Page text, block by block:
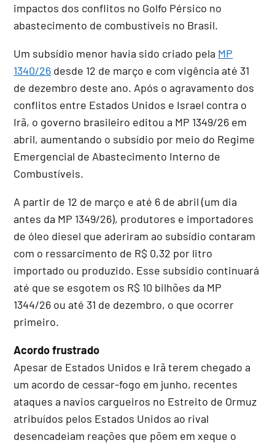
impactos dos conflitos no Golfo Pérsico no
abastecimento de combustíveis no Brasil.
Um subsídio menor havia sido criado pela MP
1340/26 desde 12 de março e com vigência até 31
de dezembro deste ano. Após o agravamento dos
conflitos entre Estados Unidos e Israel contra o
Irã, o governo brasileiro editou a MP 1349/26 em
abril, aumentando o subsídio por meio do Regime
Emergencial de Abastecimento Interno de
Combustíveis.
A partir de 12 de março e até 6 de abril (um dia
antes da MP 1349/26), produtores e importadores
de óleo diesel que aderiram ao subsídio contaram
com o ressarcimento de R$ 0,32 por litro
importado ou produzido. Esse subsídio continuará
até que se esgotem os R$ 10 bilhões da MP
1344/26 ou até 31 de dezembro, o que ocorrer
primeiro.
Acordo frustrado
Apesar de Estados Unidos e Irã terem chegado a
um acordo de cessar-fogo em junho, recentes
ataques a navios cargueiros no Estreito de Ormuz
atribuídos pelos Estados Unidos ao rival
desencadeiam reações que põem em xeque o